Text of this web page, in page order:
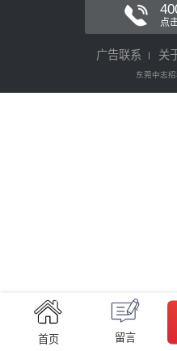
首页 留言
点
广告联系 关
东莞中志